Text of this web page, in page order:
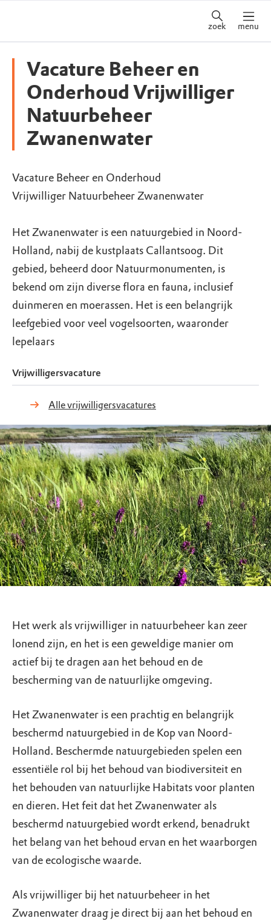
zoek menu
Vacature Beheer en
Onderhoud Vrijwilliger
Natuurbeheer
Zwanenwater
Vacature Beheer en Onderhoud
Vrijwilliger Natuurbeheer Zwanenwater
Het Zwanenwater is een natuurgebied in Noord-
Holland, nabij de kustplaats Callantsoog. Dit
gebied, beheerd door Natuurmonumenten, is
bekend om zijn diverse flora en fauna, inclusief
duinmeren en moerassen. Het is een belangrijk
leefgebied voor veel vogelsoorten, waaronder
lepelaars
Vrijwilligersvacature
Alle vrijwilligersvacatures
Het werk als vrijwilliger in natuurbeheer kan zeer
lonend zijn, en het is een geweldige manier om
actief bij te dragen aan het behoud en de
bescherming van de natuurlijke omgeving.
Het Zwanenwater is een prachtig en belangrijk
beschermd natuurgebied in de Kop van Noord-
Holland. Beschermde natuurgebieden spelen een
essentiële rol bij het behoud van biodiversiteit en
het behouden van natuurlijke Habitats voor planten
en dieren. Het feit dat het Zwanenwater als
beschermd natuurgebied wordt erkend, benadrukt
het belang van het behoud ervan en het waarborgen
van de ecologische waarde.
Als vrijwilliger bij het natuurbeheer in het
Zwanenwater draag je direct bij aan het behoud en